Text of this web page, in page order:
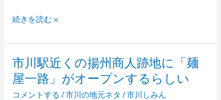
本
幡
の
「磯
丸
水
続きを読む »
市川駅近くの揚州商人跡地に「麺
屋一路」がオープンするらしい
コメントする /市川の地元ネタ /市川しみん